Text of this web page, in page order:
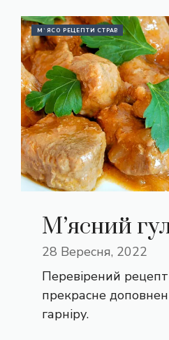
М`ЯСО РЕЦЕПТИ СТРАВ
М’ясний
28 Вересня, 2022
Перевірений
прекрасне
гарніру.